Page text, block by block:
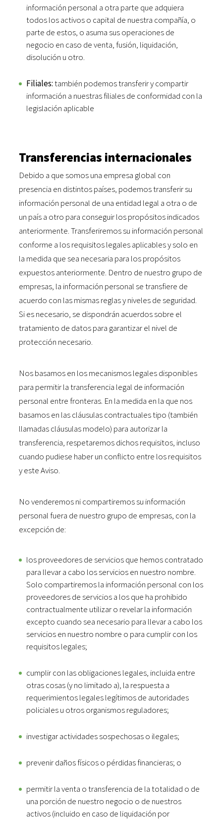
información personal a otra parte que adquiera
todos los activos o capital de nuestra compañía, o
parte de estos, o asuma sus operaciones de
negocio en caso de venta, fusión, liquidación,
disolución u otro.
Filiales:también podemos transferir y compartir
información a nuestras filiales de conformidad con la
legislación aplicable
Transferencias internacionales
Debido a que somos una empresa global con
presencia en distintos países, podemos transferir su
información personal de una entidad legal a otra o de
un país a otro para conseguir los propósitos indicados
anteriormente. Transferiremos su información personal
conforme a los requisitos legales aplicables y solo en
la medida que sea necesaria para los propósitos
expuestos anteriormente. Dentro de nuestro grupo de
empresas, la información personal se transfiere de
acuerdo con las mismas reglas y niveles de seguridad.
Si es necesario, se dispondrán acuerdos sobre el
tratamiento de datos para garantizar el nivel de
protección necesario.
Nos basamos en los mecanismos legales disponibles
para permitir la transferencia legal de información
personal entre fronteras. En la medida en la que nos
basamos en las cláusulas contractuales tipo (también
llamadas cláusulas modelo) para autorizar la
transferencia, respetaremos dichos requisitos, incluso
cuando pudiese haber un conflicto entre los requisitos
y este Aviso.
No venderemos ni compartiremos su información
personal fuera de nuestro grupo de empresas, con la
excepción de:
los proveedores de servicios que hemos contratado
para llevar a cabo los servicios en nuestro nombre.
Solo compartiremos la información personal con los
proveedores de servicios a los que ha prohibido
contractualmente utilizar o revelar la información
excepto cuando sea necesario para llevar a cabo los
servicios en nuestro nombre o para cumplir con los
requisitos legales;
cumplir con las obligaciones legales, incluida entre
otras cosas (y no limitado a), la respuesta a
requerimientos legales legítimos de autoridades
policiales u otros organismos reguladores;
investigar actividades sospechosas o ilegales;
prevenir daños físicos o pérdidas financieras; o
permitir la venta o transferencia de la totalidad o de
una porción de nuestro negocio o de nuestros
activos (incluido en caso de liquidación por